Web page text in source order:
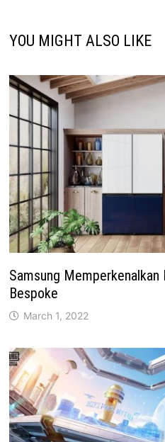
YOU MIGHT ALSO LIKE
Samsung
Bespoke
March 1, 2022